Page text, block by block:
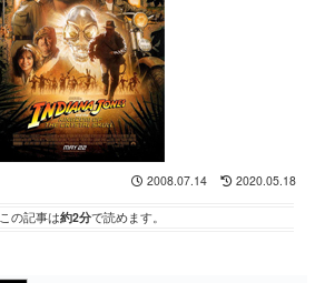
2008.07.14 2020.05.18
この記事は約2分で読めます。